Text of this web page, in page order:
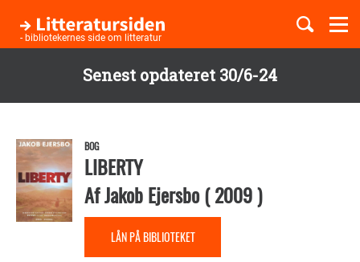
Senest opdateret 30/6-24
hovedindhold
- bibliotekernes side om litteratur
Børnebøger
Temaer
BOG
LIBERTY
AfJakob Ejersbo(2009)
LÅN PÅ BIBLIOTEKET